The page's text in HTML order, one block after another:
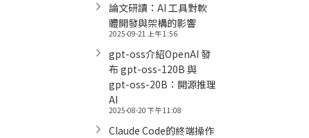
論文研讀：AI 工具對軟
體開發與架構的影響
2025-09-21 上午 1:56
gpt-oss介紹OpenAI 發
布 gpt-oss-120B 與
gpt-oss-20B：開源推理
AI
2025-08-20 下午 11:08
Claude Code的終端操作